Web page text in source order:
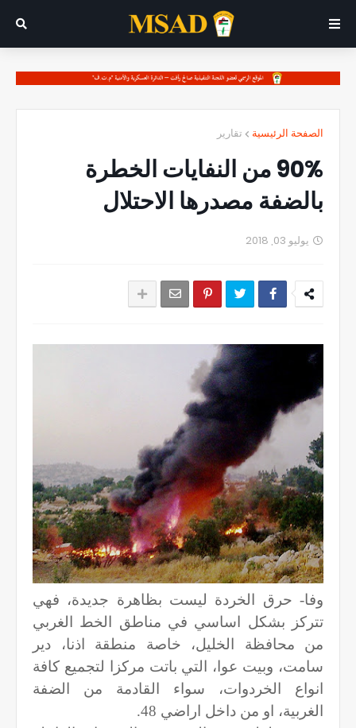
الصفحة الرئيسية تقارير
90% من النفايات الخطرة
بالضفة مصدرها الاحتلال
يوليو 03, 2018
وفا- حرق الخردة ليست بظاهرة جديدة، فهي
تتركز بشكل اساسي في مناطق الخط الغربي
من محافظة الخليل، خاصة منطقة اذنا، دير
سامت، وبيت عوا، التي باتت مركزا لتجميع كافة
انواع الخردوات، سواء القادمة من الضفة
الغربية، او من داخل اراضي 48.